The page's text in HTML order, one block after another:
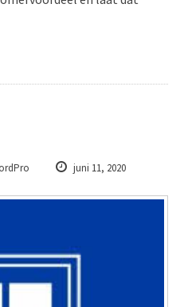
juni 11, 2020